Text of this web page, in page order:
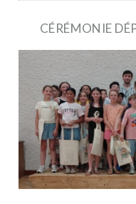
CÉRÉMONIE